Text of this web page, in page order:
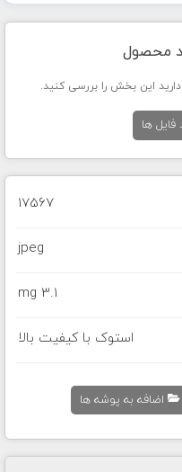
محصول
این بخش را بررسی کنید.
ها
17567
jpeg
3.1 mg
استوک با کیفیت بالا
اضافه به پوشه ها